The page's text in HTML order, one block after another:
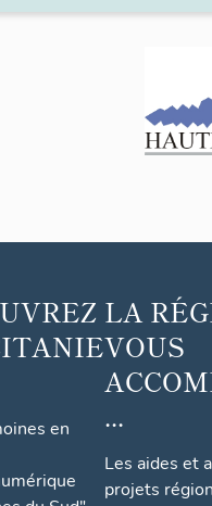
en
LA
VOUS
...
Les aides et
projets